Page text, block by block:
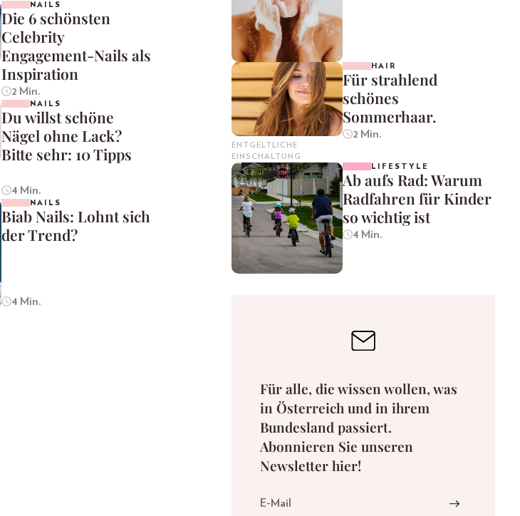
NAILS
Die 6 schönsten
Celebrity
Engagement-Nails als
Inspiration
2 Min.
NAILS
Du willst schöne
Nägel ohne Lack?
Bitte sehr: 10 Tipps
4 Min.
NAILS
Biab Nails: Lohnt sich
der Trend?
4 Min.
ENTGELTLICHE
EINSCHALTUNG
HAIR
Für strahlend
schönes
Sommerhaar.
2 Min.
LIFESTYLE
Ab aufs Rad: Warum
Radfahren für Kinder
so wichtig ist
4 Min.
Für alle, die wissen wollen, was
in Österreich und in ihrem
Bundesland passiert.
Abonnieren Sie unseren
Newsletter hier!